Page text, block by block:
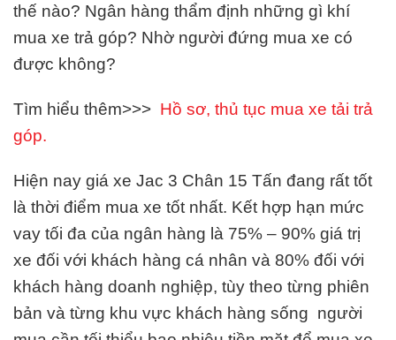
thế nào? Ngân hàng thẩm định những gì khí
mua xe trả góp? Nhờ người đứng mua xe có
được không?
Tìm hiểu thêm>>> Hồ sơ, thủ tục mua xe tải trả
góp.
Hiện nay giá xe Jac 3 Chân 15 Tấn đang rất tốt
là thời điểm mua xe tốt nhất. Kết hợp hạn mức
vay tối đa của ngân hàng là 75% – 90% giá trị
xe đối với khách hàng cá nhân và 80% đối với
khách hàng doanh nghiệp, tùy theo từng phiên
bản và từng khu vực khách hàng sống người